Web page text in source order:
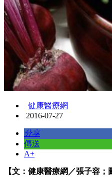
健康醫療網
2016-07-27
分享
傳送
A+
【文：健康醫療網／張子容；